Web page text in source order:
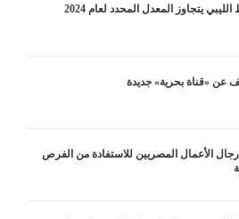
الليبي يتجاوز المعدل المحدد لعام 2024
«قناة بحرية» جديدة
رجال الأعمال المصريين للاستفادة من الفرص